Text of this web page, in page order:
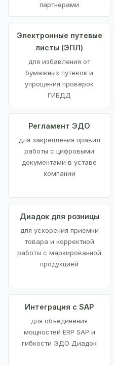
партнерами
Электронные путевые
листы (ЭПЛ)
для избавления от
бумажных путевок и
упрощения проверок
ГИБДД
Регламент ЭДО
для закрепления правил
работы с цифровыми
документами в уставе
компании
Диадок для розницы
для ускорения приемки
товара и корректной
работы с маркированной
продукцией
Интеграция с SAP
для объединения
мощностей ERP SAP и
гибкости ЭДО Диадок